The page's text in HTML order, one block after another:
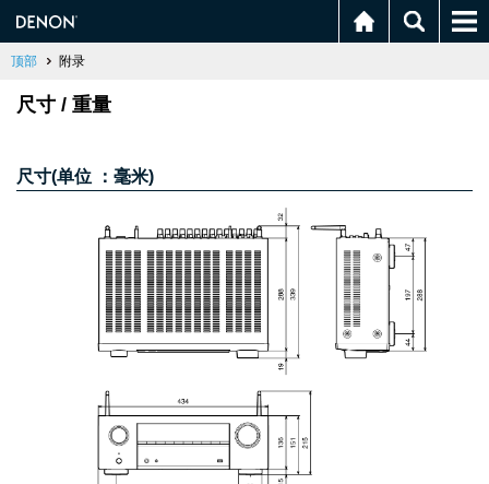
顶部 附录
尺寸 / 重量
尺寸(单位 ：毫米)